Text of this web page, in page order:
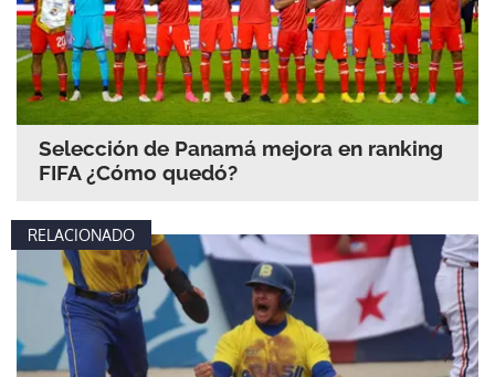
Selección de Panamá mejora en ranking
FIFA ¿Cómo quedó?
RELACIONADO